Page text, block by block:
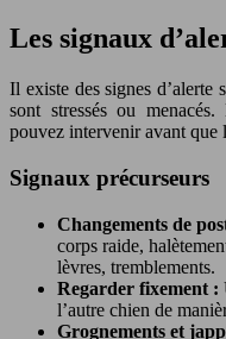
Les signaux
Il existe des signes d’alerte
sont stressés ou
pouvez intervenir avant que
Signaux précurseurs
Changements de
corps raide,
lèvres, tremblements.
Regarder fixement :
l’autre chien de
Grognements et